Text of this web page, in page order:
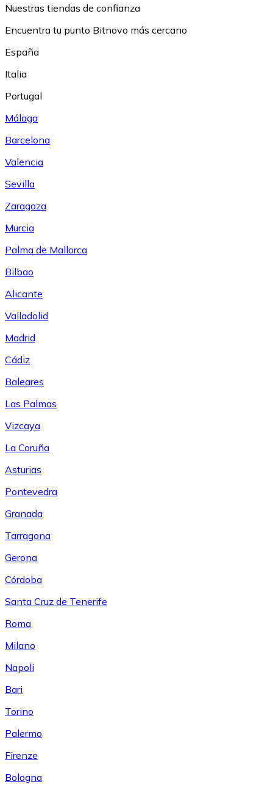
Nuestras tiendas de confianza
Encuentra tu punto Bitnovo más cercano
España
Italia
Portugal
Málaga
Barcelona
Valencia
Sevilla
Zaragoza
Murcia
Palma de Mallorca
Bilbao
Alicante
Valladolid
Madrid
Cádiz
Baleares
Las Palmas
Vizcaya
La Coruña
Asturias
Pontevedra
Granada
Tarragona
Gerona
Córdoba
Santa Cruz de Tenerife
Roma
Milano
Napoli
Bari
Torino
Palermo
Firenze
Bologna